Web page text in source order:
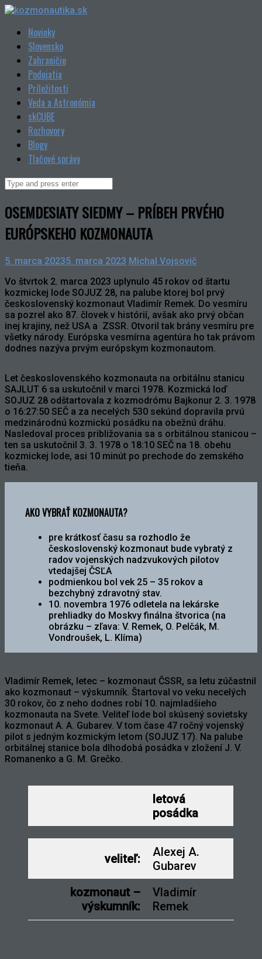
Skip
contentNovinky
Slovensko
Zahraničie
Podujatia
Príležitosti
Veda a Astronómia
skCUBE
Rozhovory
Blogy
Tlačové správy
Search
OSEMDESIATY SIEDMY – PRÍBEH PRVÉHO
EURÓPSKEHO KOZMONAUTA
5. marca 20235. marca 2023 Michal Vojsovič
Vo štvrtok 2. marca 2023 uplynulo 45 rokov od štartu
kozmickej lode SOJUZ 28, na palube ktorej bol prvý
československý kozmonaut Vladimír Remek. Do vesmíru
sa pozrel ako 87. človek v histórií, avšak ako prvý občan
inej krajiny, než USA a ZSSR. Otvoril tak brány vesmíru pre
všetky národy. Európska vesmírna agentúra ho tak právom
dodnes nazýva prvým európskym kozmonautom.
Let československého kozmonauta na orbitálnu stanicu
SAJLUT 6 sa uskutočnil v marci 1978. Kozmická loď
SOJUZ 28 odštartovala z kozmodrómu Bajkonur 2. 3. 1978
o 16:27:50 SEČ a za necelých 530 sekúnd dopravila prvú
medzinárodnú kozmickú posádku na obežnú dráhu.
Nasledoval proces približovania sa s orbitálnou stanicou –
ten sa uskutočnil 3. 3. 1978 o 18:10 SEČ na 18. obehu
kozmickej lode, asi 10 minút po prechode do zemského
tieňa.
AKO VYBRAŤ KOZMONAUTA?
pre krátkosť času sa rozhodlo že
československý kozmonaut bude vybratý z
radov vojenských nadzvukových pilotov
vtedajšej ČSĽA
podmienkou bol vek 25 – 35 rokov a
bezchybný zdravotný stav.
10. novembra 1976 odletela na lekárske
prehliadky do Moskvy finálna štvorica (na
obrázku – zľava: V. Remek, O. Pelčák, M.
Vondroušek, L. Klíma)
Vladimír Remek, letec – kozmonaut ČSSR, sa letu zúčastnil
ako kozmonaut – výskumník. Štartoval vo veku necelých
30 rokov, čo z neho dodnes robí 10. najmladšieho
kozmonauta na Svete. Veliteľ lode bol skúsený sovietsky
kozmonaut A. A. Gubarev. V tom čase 47 ročný vojenský
pilot s jedným kozmickým letom (SOJUZ 17). Na palube
orbitálnej stanice bola dlhodobá posádka v zložení J. V.
Romanenko a G. M. Grečko.
letová
posádka
veliteľ:
Alexej A.
Gubarev
kozmonaut –
výskumník:
Vladimír
Remek